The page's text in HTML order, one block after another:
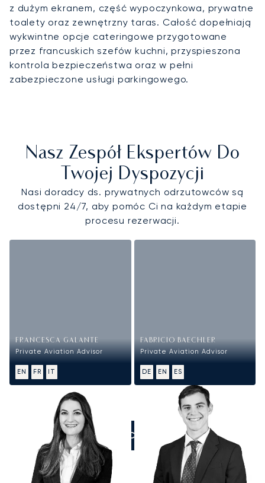
z dużym ekranem, część wypoczynkowa, prywatne
toalety oraz zewnętrzny taras. Całość dopełniają
wykwintne opcje cateringowe przygotowane
przez francuskich szefów kuchni, przyspieszona
kontrola bezpieczeństwa oraz w pełni
zabezpieczone usługi parkingowego.
Nasz Zespół Ekspertów Do
Twojej Dyspozycji
Nasi doradcy ds. prywatnych odrzutowców są
dostępni 24/7, aby pomóc Ci na każdym etapie
procesu rezerwacji.
FRANCESCA GALANTE
Private Aviation Advisor
EN FR IT
FABRICIO BAECHLER
Private Aviation Advisor
DE EN ES
ZADZWOŃCIE DO NAS